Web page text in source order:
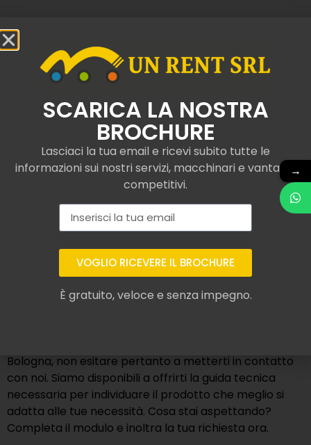
Gru elettriche semoventi
noleggiate a Bologna
Presso UNRent SRL, operiamo con esperienza nel
renting professionale di gru elettriche semoventi
standard di qualità, incluse gru telescopiche.
prodotti affidabili e durevoli, ideali per massimizzare le
Bologna, non esitare pertanto a metterti in contatto
con noi. Siamo disponibili a offrirti la guida tecnica
necessaria per individuare il prodotto che meglio si
adatta alle tue necessità. Cosa stai aspettando?
Completa il modulo e inoltra la tua richiesta ora.
→
SCARICA LA NOSTRA
BROCHURE
Lasciaci la tua email e ricevi subito tutte le
informazioni sui nostri servizi, macchinari e vantaggi
competitivi.
VOGLIO RICEVERE IL BROCHURE
È gratuito, veloce e senza impegno.